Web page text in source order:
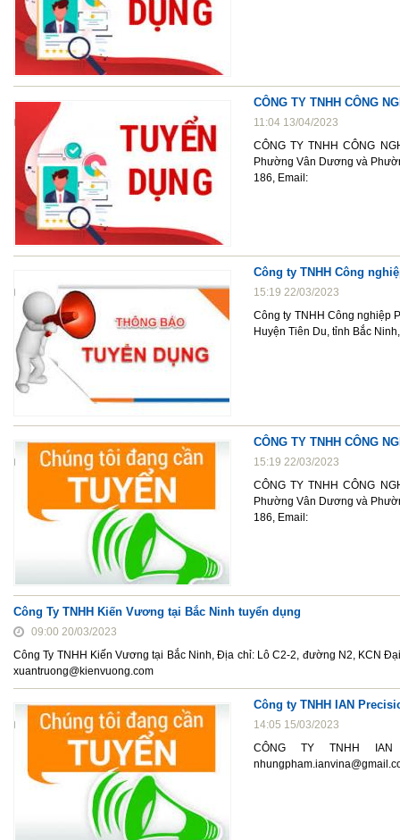
CÔNG TY TNHH CÔNG
11:04 13/04/2023
CÔNG TY TNHH CÔNG
Phường Vân Dương và
186, Email:
Công ty TNHH Công
15:19 22/03/2023
Công ty TNHH Công nghiệp
Huyện Tiên Du, tỉnh Bắc
CÔNG TY TNHH CÔNG
15:19 22/03/2023
CÔNG TY TNHH CÔNG
Phường Vân Dương và
186, Email:
Công Ty TNHH Kiến Vương tại Bắc Ninh tuyển dụng
09:00 20/03/2023
Công Ty TNHH Kiến Vương tại Bắc Ninh, Địa chỉ: Lô C2-2, đường N2, KCN
xuantruong@kienvuong.com
Công ty TNHH IAN
14:05 15/03/2023
CÔNG TY TNHH IAN